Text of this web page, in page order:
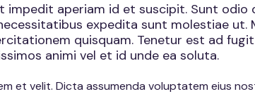
impedit aperiam id et suscipit. Sunt odio
expedita sunt molestiae ut.
quisquam. Tenetur est ad
animi vel et id unde ea soluta.
et velit. Dicta assumenda voluptatem eius